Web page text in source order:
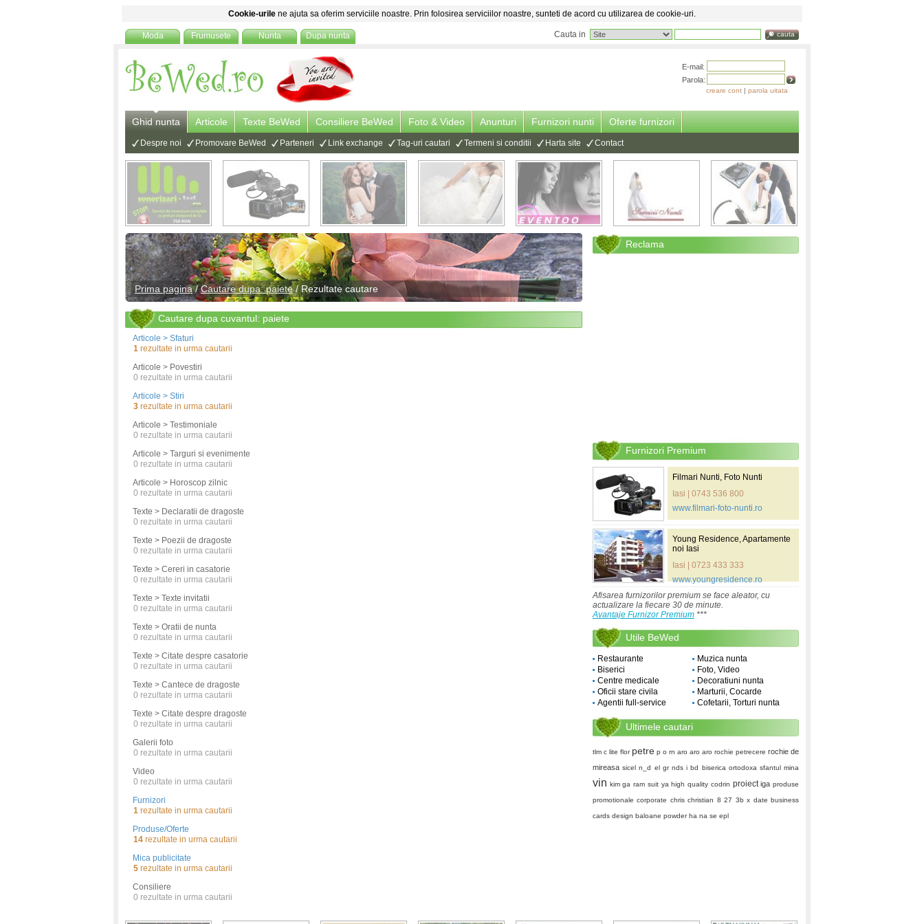
Cookie-urile ne ajuta sa oferim serviciile noastre. Prin folosirea serviciilor noastre, sunteti de acord cu utilizarea de cookie-uri.
Moda Frumusete Nunta Dupa nunta Cauta in cauta
E-mail:
Parola:
creare cont | parola uitata
Ghid nunta Articole Texte BeWed Consiliere BeWed Foto & Video Anunturi Furnizori nunti Oferte furnizori
Despre noi Promovare BeWed Parteneri Link exchange Tag-uri cautari Termeni si conditii Harta site Contact
Prima pagina/Cautare dupa: paiete/ Rezultate cautare
Cautare dupa cuvantul: paiete
Articole > Sfaturi
1 rezultate in urma cautarii
Articole > Povestiri
0 rezultate in urma cautarii
Articole > Stiri
3 rezultate in urma cautarii
Articole > Testimoniale
0 rezultate in urma cautarii
Articole > Targuri si evenimente
0 rezultate in urma cautarii
Articole > Horoscop zilnic
0 rezultate in urma cautarii
Texte > Declaratii de dragoste
0 rezultate in urma cautarii
Texte > Poezii de dragoste
0 rezultate in urma cautarii
Texte > Cereri in casatorie
0 rezultate in urma cautarii
Texte > Texte invitatii
0 rezultate in urma cautarii
Texte > Oratii de nunta
0 rezultate in urma cautarii
Texte > Citate despre casatorie
0 rezultate in urma cautarii
Texte > Cantece de dragoste
0 rezultate in urma cautarii
Texte > Citate despre dragoste
0 rezultate in urma cautarii
Galerii foto
0 rezultate in urma cautarii
Video
0 rezultate in urma cautarii
Furnizori
1 rezultate in urma cautarii
Produse/Oferte
14 rezultate in urma cautarii
Mica publicitate
5 rezultate in urma cautarii
Consiliere
0 rezultate in urma cautarii
Reclama
Furnizori Premium
Filmari Nunti, Foto Nunti
Iasi | 0743 536 800
www.filmari-foto-nunti.ro
Young Residence, Apartamente
noi Iasi
Iasi | 0723 433 333
www.youngresidence.ro
Afisarea furnizorilor premium se face aleator, cu
actualizare la fiecare 30 de minute.
Avantaje Furnizor Premium ***
Utile BeWed
Restaurante
Biserici
Centre medicale
Oficii stare civila
Agentii full-service
Muzica nunta
Foto, Video
Decoratiuni nunta
Marturii, Cocarde
Cofetarii, Torturi nunta
Ultimele cautari
tlm c lite flor petre p o rn aro aro aro rochie petrecere rochie de
mireasa sicel n_d el gr nds i bd biserica ortodoxa sfantul mina
vin kim ga ram suit ya high quality codrin proiect iga produse
promotionale corporate chris christian 8 27 3b x date business
cards design baloane powder ha na se epl